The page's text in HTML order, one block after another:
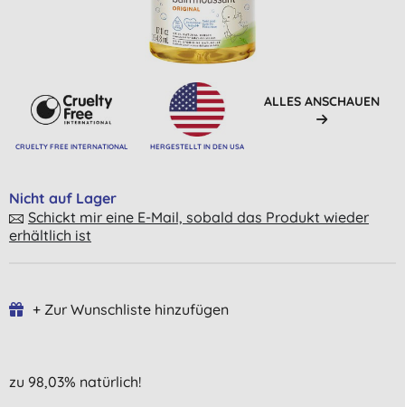
CRUELTY FREE INTERNATIONAL HERGESTELLT IN DEN USA
ALLES ANSCHAUEN
Nicht auf Lager
Schickt mir eine E-Mail, sobald das Produkt wieder
erhältlich ist
+ Zur Wunschliste hinzufügen
zu 98,03% natürlich!